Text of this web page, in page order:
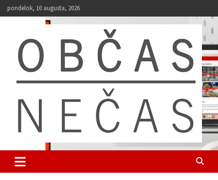
k
pondelok, 10 augusta, 2026
Občas Nečas